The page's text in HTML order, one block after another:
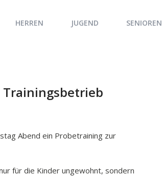
HERREN JUGEND SENIOREN
Trainingsbetrieb
Abend ein Probetraining zur
für die Kinder ungewohnt, sondern